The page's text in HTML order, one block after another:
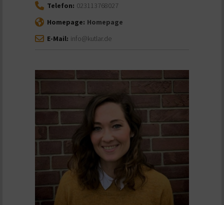
Telefon: 023113768027
Homepage: Homepage
E-Mail: info@kutlar.de